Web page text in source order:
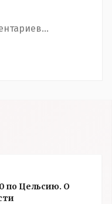
по Цельсию. О